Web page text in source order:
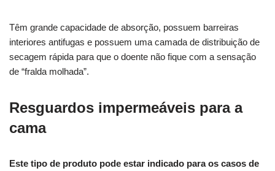
Têm grande capacidade de absorção, possuem barreiras
interiores antifugas e possuem uma camada de distribuição de
secagem rápida para que o doente não fique com a sensação
de “fralda molhada”.
Resguardos impermeáveis para a
cama
Este tipo de produto pode estar indicado para os casos de